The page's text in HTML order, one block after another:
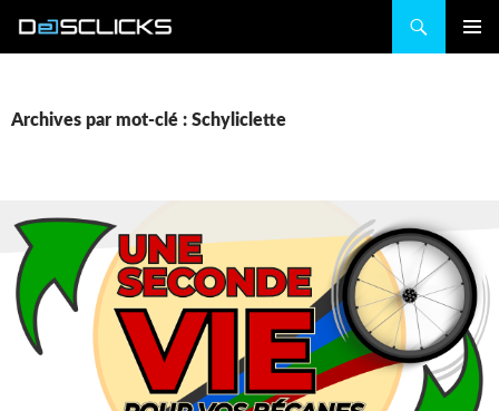
Archives par mot-clé : Schyliclette